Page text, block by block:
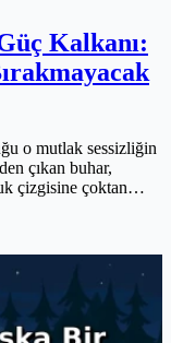
Kalkanı:
o mutlak sessizliğin
çıkan buhar,
çizgisine çoktan